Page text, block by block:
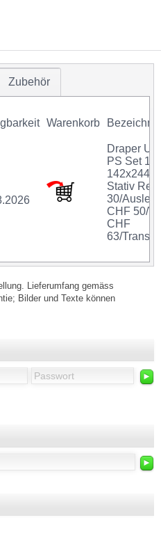
►
►
Zubehör
Warenkorb
Draper
PS Set
142x244
Stativ
30/
CHF 50/
CHF
63/
Lieferumfang gemäss
Bilder und Texte können